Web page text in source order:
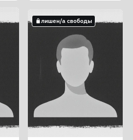
лишен/а свободы
лишен/а свободы